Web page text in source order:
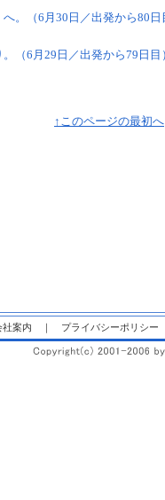
。（6月30日／出発から80日
。（6月29日／出発から79日目
↑このページの最初へ
社案内 ｜ プライバシーポリシー